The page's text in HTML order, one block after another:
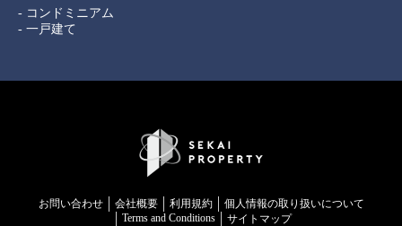
- コンドミニアム
- 一戸建て
お問い合わせ 会社概要 利用規約
個⼈情報の取り扱いについて
Terms and Conditions
サイトマップ